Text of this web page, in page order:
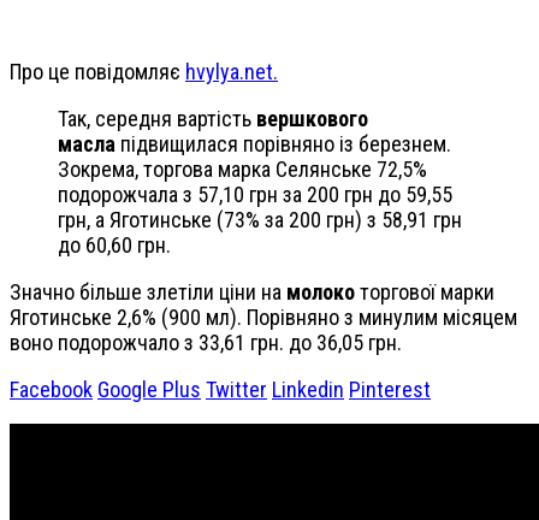
Про це повідомляє hvylya.net.
Так, середня вартість вершкового
масла підвищилася порівняно із березнем.
Зокрема, торгова марка Селянське 72,5%
подорожчала з 57,10 грн за 200 грн до 59,55
грн, а Яготинське (73% за 200 грн) з 58,91 грн
до 60,60 грн.
Значно більше злетіли ціни на молокоторгової марки
Яготинське 2,6% (900 мл). Порівняно з минулим місяцем
воно подорожчало з 33,61 грн. до 36,05 грн.
Facebook Google Plus Twitter Linkedin Pinterest